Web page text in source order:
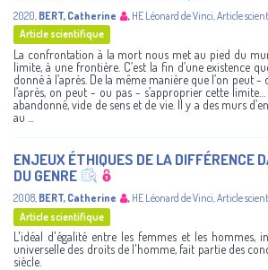
2020 BERT, Catherine , HE Léonard de Vinci Article
Article scientifique
La confrontation à la mort nous met au pied du
limite, à une frontière. C’est la fin d’une existence
donné à l’après. De la même manière que l’on peut
l’après, on peut - ou pas - s’approprier cette
abandonné, vide de sens et de vie. Il y a des murs
au ...
ENJEUX ÉTHIQUES DE LA DIFFÉRENCE
DU GENRE
2008 BERT, Catherine , HE Léonard de Vinci Article
Article scientifique
L'idéal d'égalité entre les femmes et les hommes,
universelle des droits de l'homme, fait partie des
siècle.